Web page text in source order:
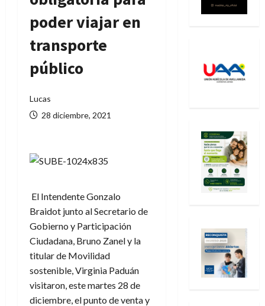
poder viajar en
transporte
público
Lucas
28 diciembre, 2021
El Intendente Gonzalo
Braidot junto al Secretario de
Gobierno y Participación
Ciudadana, Bruno Zanel y la
titular de Movilidad
sostenible, Virginia Paduán
visitaron, este martes 28 de
diciembre, el punto de venta y